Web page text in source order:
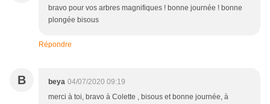
bravo pour vos arbres magnifiques ! bonne journée ! bonne
plongée bisous
Répondre
B beya 04/07/2020 09:19
merci à toi, bravo à Colette , bisous et bonne journée, à